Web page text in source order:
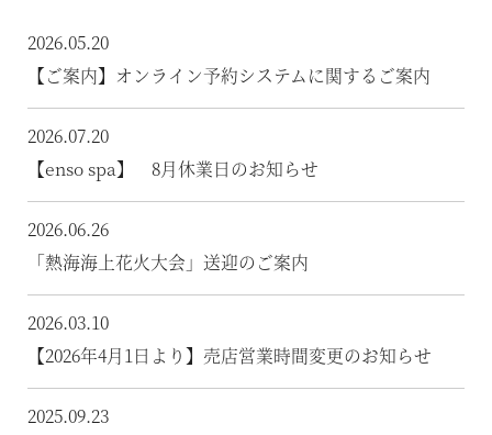
体験 & イベントガイド
客室 / 料金
温泉
施設案内
アクセス
お知らせ
2026.05.20
【ご案内】オンライン予約システムに関するご案内
2026.07.20
【enso spa】 8月休業日のお知らせ
2026.06.26
「熱海海上花火大会」送迎のご案内
2026.03.10
【2026年4月1日より】売店営業時間変更のお知らせ
2025.09.23